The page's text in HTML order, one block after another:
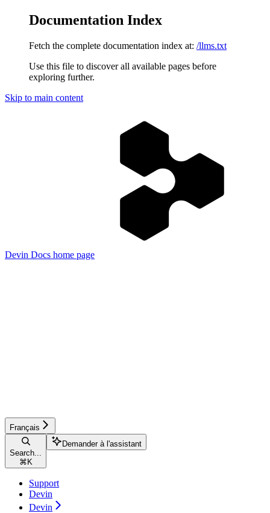
Documentation Index
Fetch the complete documentation index at: /llms.txt
Use this file to discover all available pages before
exploring further.
Skip to main content
Devin Docs home page
Français
Search...
⌘ K
Demander à l'assistant
Support
Devin
Devin